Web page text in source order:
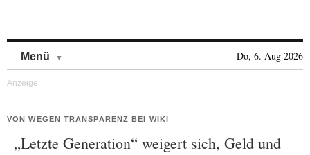
Menü Do, 6. Aug 2026
VON WEGEN TRANSPARENZ BEI WIKI
„Letzte Generation“ weigert sich, Geld und